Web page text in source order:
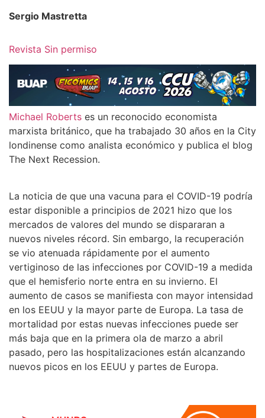
Sergio Mastretta
Revista Sin permiso
Michael Roberts es un reconocido economista
marxista británico, que ha trabajado 30 años en la City
londinense como analista económico y publica el blog
The Next Recession.
La noticia de que una vacuna para el COVID-19 podría
estar disponible a principios de 2021 hizo que los
mercados de valores del mundo se dispararan a
nuevos niveles récord. Sin embargo, la recuperación
se vio atenuada rápidamente por el aumento
vertiginoso de las infecciones por COVID-19 a medida
que el hemisferio norte entra en su invierno. El
aumento de casos se manifiesta con mayor intensidad
en los EEUU y la mayor parte de Europa. La tasa de
mortalidad por estas nuevas infecciones puede ser
más baja que en la primera ola de marzo a abril
pasado, pero las hospitalizaciones están alcanzando
nuevos picos en los EEUU y partes de Europa.